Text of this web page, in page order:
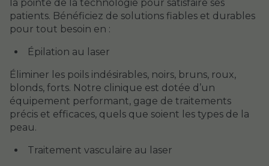
la pointe de la technologie pour satisfaire ses
patients. Bénéficiez de solutions fiables et durables
pour tout besoin en :
Épilation au laser
Éliminer les poils indésirables, noirs, bruns, roux,
blonds, forts. Notre clinique est dotée d’un
équipement performant, gage de traitements
précis et efficaces, quels que soient les types de la
peau.
Traitement vasculaire au laser